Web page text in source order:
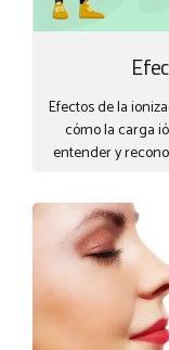
Efectos de la
cómo la carga
entender y
de la tráquea y
filamentos que
respiramos y
viajan en él.
negativos, los
eliminando de